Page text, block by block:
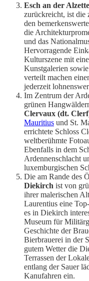
Esch an der Alzette
zurückreicht, ist die
den
die
und das
Hervorragende
Kulturszene mit
Kunstgalerien
verteilt machen
jederzeit
Im Zentrum der
grünen
Clervaux (dt.
Mauritius und St.
errichtete Schloss
weltberühmte
Ebenfalls in dem
Ardennenschlacht
luxemburgischen
Die am Rande des
Diekirch ist von
ihrer malerischen
Laurentius eine
es in Diekirch
Museum für
Geschichte der
Bierbrauerei in der
gutem Wetter die
Terrassen der
entlang der Sauer
Kanufahren ein.